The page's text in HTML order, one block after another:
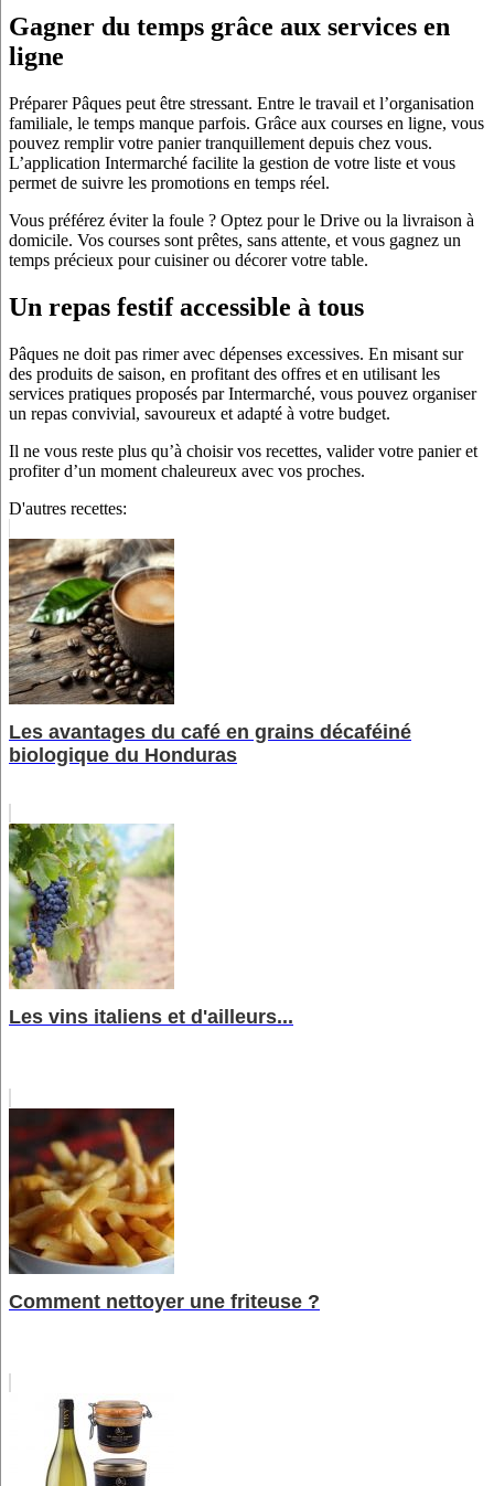
Gagner du temps grâce aux services en
ligne
Préparer Pâques peut être stressant. Entre le travail et l’organisation
familiale, le temps manque parfois. Grâce aux courses en ligne, vous
pouvez remplir votre panier tranquillement depuis chez vous.
L’application Intermarché facilite la gestion de votre liste et vous
permet de suivre les promotions en temps réel.
Vous préférez éviter la foule ? Optez pour le Drive ou la livraison à
domicile. Vos courses sont prêtes, sans attente, et vous gagnez un
temps précieux pour cuisiner ou décorer votre table.
Un repas festif accessible à tous
Pâques ne doit pas rimer avec dépenses excessives. En misant sur
des produits de saison, en profitant des offres et en utilisant les
services pratiques proposés par Intermarché, vous pouvez organiser
un repas convivial, savoureux et adapté à votre budget.
Il ne vous reste plus qu’à choisir vos recettes, valider votre panier et
profiter d’un moment chaleureux avec vos proches.
D'autres recettes:
Les avantages du café en grains décaféiné
biologique du Honduras
Les vins italiens et d'ailleurs...
Comment nettoyer une friteuse ?